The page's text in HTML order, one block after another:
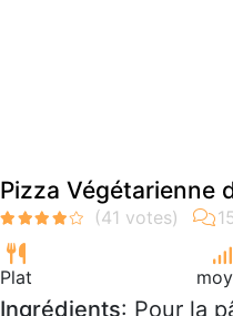
Pizza Végétarienne
Plat
Ingrédients: Pour la